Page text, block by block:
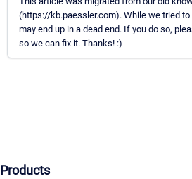
(https://kb.paessler.com). While we tried
may end up in a dead end. If you do so,
so we can fix it. Thanks! :)
Products